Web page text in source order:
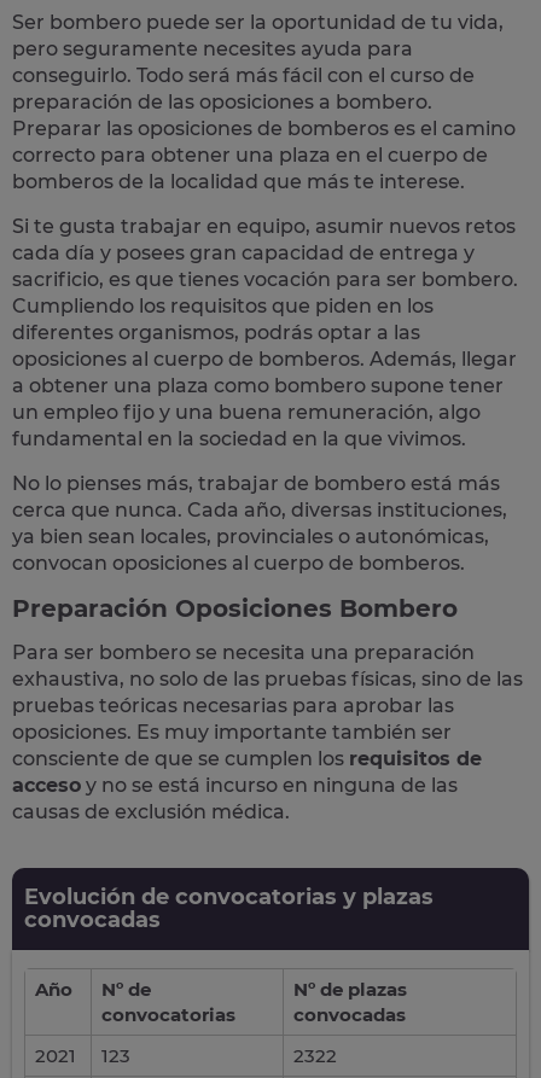
Ser bombero puede ser la oportunidad de tu vida,
pero seguramente necesites ayuda para
conseguirlo. Todo será más fácil con el curso de
preparación de las oposiciones a bombero.
Preparar las oposiciones de bomberos es el camino
correcto para obtener una plaza en el cuerpo de
bomberos de la localidad que más te interese.
Si te gusta trabajar en equipo, asumir nuevos retos
cada día y posees gran capacidad de entrega y
sacrificio, es que tienes vocación para ser bombero.
Cumpliendo los requisitos que piden en los
diferentes organismos, podrás optar a las
oposiciones al cuerpo de bomberos. Además, llegar
a obtener una plaza como bombero supone tener
un empleo fijo y una buena remuneración, algo
fundamental en la sociedad en la que vivimos.
No lo pienses más, trabajar de bombero está más
cerca que nunca. Cada año, diversas instituciones,
ya bien sean locales, provinciales o autonómicas,
convocan oposiciones al cuerpo de bomberos.
Preparación Oposiciones Bombero
Para ser bombero se necesita una preparación
exhaustiva, no solo de las pruebas físicas, sino de las
pruebas teóricas necesarias para aprobar las
oposiciones. Es muy importante también ser
consciente de que se cumplen los requisitos de
acceso y no se está incurso en ninguna de las
causas de exclusión médica.
Evolución de convocatorias y plazas
convocadas
Año
Nº de
convocatorias
Nº de plazas
convocadas
2021
123 2322